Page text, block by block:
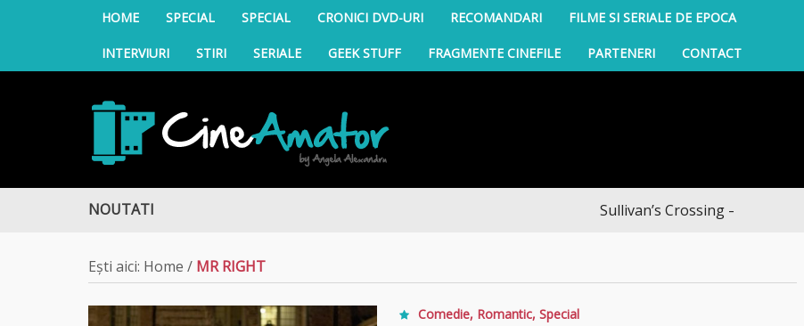
HOME SPECIAL SPECIAL CRONICI DVD-URI RECOMANDARI FILME SI SERIALE DE EPOCA
INTERVIURI STIRI SERIALE GEEK STUFF FRAGMENTE CINEFILE PARTENERI CONTACT
CineAmator
NOUTATI
te aduce la DIVA Sullivan’s Crossing – finalul
Ești aici: Home / MR RIGHT
Comedie, Romantic, Special